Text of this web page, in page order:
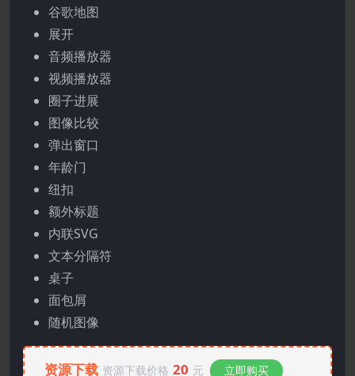
谷歌地图
展开
音频播放器
视频播放器
圈子进展
图像比较
弹出窗口
年龄门
纽扣
额外标题
内联SVG
文本分隔符
桌子
面包屑
随机图像
资源下载 资源下载价格 20 元
立即购买